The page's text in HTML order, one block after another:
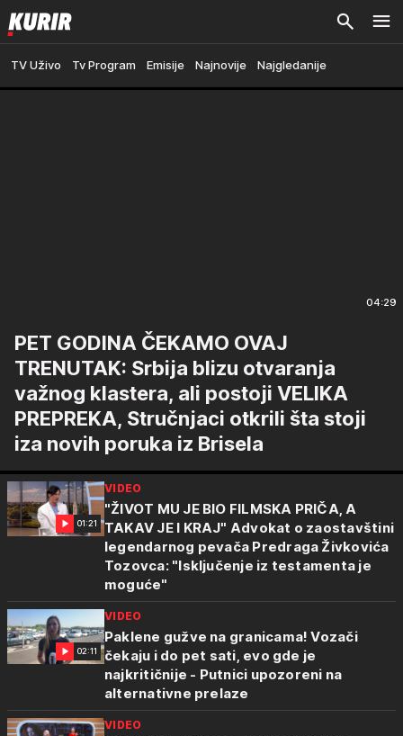
TV Uživo Tv Program Emisije Najnovije Najgledanije
04:29
PET GODINA ČEKAMO OVAJ
TRENUTAK: Srbija blizu otvaranja
važnog klastera, ali postoji VELIKA
PREPREKA, Stručnjaci otkrili šta stoji
iza novih poruka iz Brisela
VIDEO
"ŽIVOT MU JE BIO FILMSKA PRIČA, A
TAKAV JE I KRAJ" Advokat o zaostavštini
legendarnog pevača Predraga Živkovića
Tozovca: "Isključenje iz testamenta je
moguće"
01:21
VIDEO
Paklene gužve na granicama! Vozači
čekaju i do pet sati, evo gde je
najkritičnije - Putnici upozoreni na
alternativne prelaze
02:11
VIDEO